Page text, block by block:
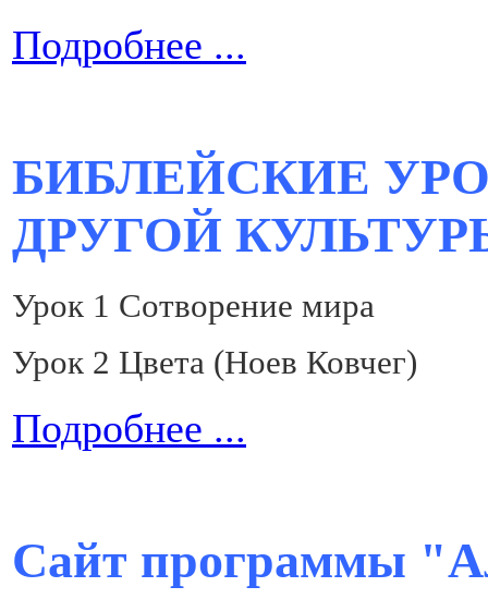
Подробнее ...
БИБЛЕЙСКИЕ
ДРУГОЙ
Урок 1 Сотворение мира
Урок 2 Цвета (Ноев Ковчег)
Подробнее ...
Сайт программы